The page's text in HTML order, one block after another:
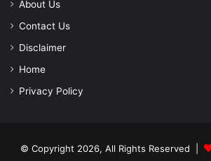
About Us
Contact Us
Disclaimer
Home
Privacy Policy
© Copyright 2026, All Rights Reserved |